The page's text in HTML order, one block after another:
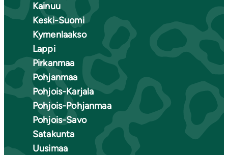
Kainuu
Keski-Suomi
Kymenlaakso
Lappi
Pirkanmaa
Pohjanmaa
Pohjois-Karjala
Pohjois-Pohjanmaa
Pohjois-Savo
Satakunta
Uusimaa